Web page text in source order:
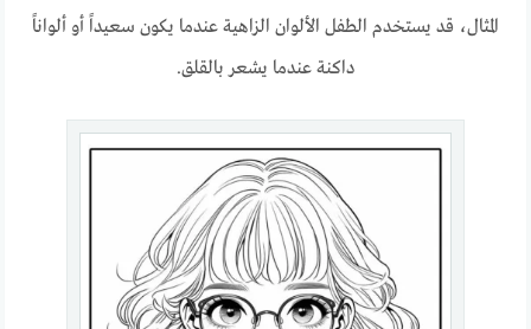
المثال، قد يستخدم الطفل الألوان الزاهية عندما يكون سعيداً أو ألواناً
داكنة عندما يشعر بالقلق.